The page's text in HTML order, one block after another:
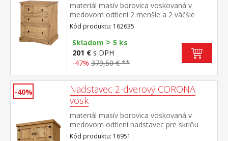
materiál masív borovica voskovaná v
medovom odtieni 2 menšie a 2 väčšie
zásuvky, kovové ozdobné úchytky súčasť
zostavy Corona 3
Kód produktu: 162635
Skladom > 5 ks
201 € s DPH
-47% 379,50 € **
-40%
Nadstavec 2-dverový CORONA
vosk
materiál masív borovica voskovaná v
medovom odtieni nadstavec pre skriňu
162820 súčasť zostavy Corona
Kód produktu: 16951